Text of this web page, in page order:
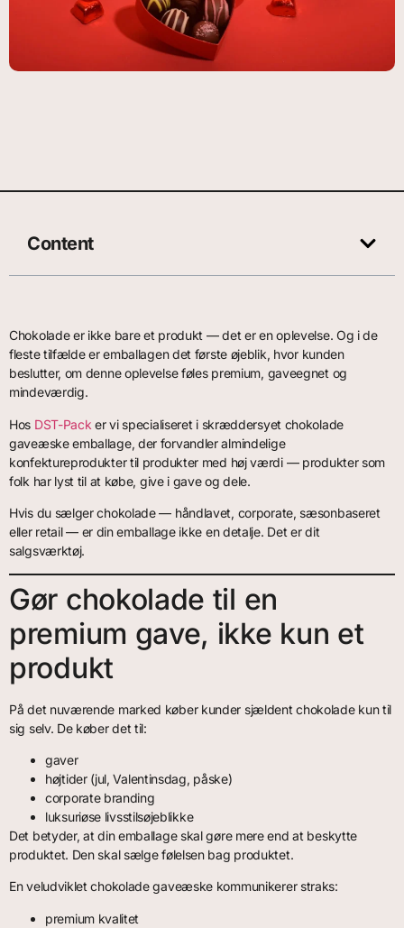
Content
Chokolade er ikke bare et produkt — det er en oplevelse. Og i de
fleste tilfælde er emballagen det første øjeblik, hvor kunden
beslutter, om denne oplevelse føles premium, gaveegnet og
mindeværdig.
Hos DST-Pack er vi specialiseret i skræddersyet chokolade
gaveæske emballage, der forvandler almindelige
konfektureprodukter til produkter med høj værdi — produkter som
folk har lyst til at købe, give i gave og dele.
Hvis du sælger chokolade — håndlavet, corporate, sæsonbaseret
eller retail — er din emballage ikke en detalje. Det er dit
salgsværktøj.
Gør chokolade til en
premium gave, ikke kun et
produkt
På det nuværende marked køber kunder sjældent chokolade kun til
sig selv. De køber det til:
gaver
højtider (jul, Valentinsdag, påske)
corporate branding
luksuriøse livsstilsøjeblikke
Det betyder, at din emballage skal gøre mere end at beskytte
produktet. Den skal sælge følelsen bag produktet.
En veludviklet chokolade gaveæske kommunikerer straks:
premium kvalitet